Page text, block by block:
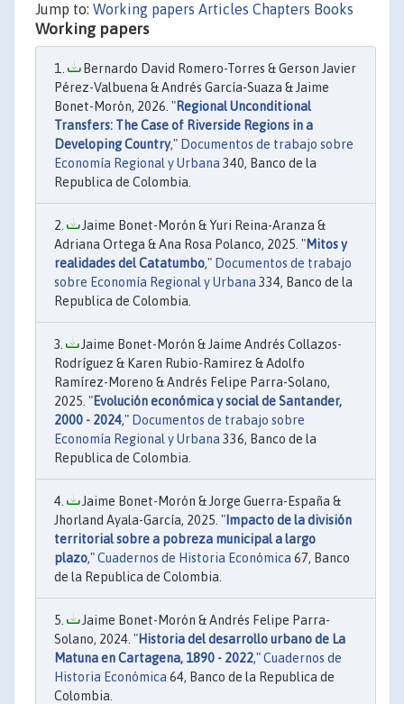
Jump to: Working papers Articles Chapters Books
Working papers
Bernardo David Romero-Torres & Gerson Javier
Pérez-Valbuena & Andrés García-Suaza & Jaime
Bonet-Morón, 2026. "Regional Unconditional
Transfers: The Case of Riverside Regions in a
Developing Country," Documentos de trabajo sobre
Economía Regional y Urbana 340, Banco de la
Republica de Colombia.
Jaime Bonet-Morón & Yuri Reina-Aranza &
Adriana Ortega & Ana Rosa Polanco, 2025. "Mitos y
realidades del Catatumbo," Documentos de trabajo
sobre Economía Regional y Urbana 334, Banco de la
Republica de Colombia.
Jaime Bonet-Morón & Jaime Andrés Collazos-
Rodríguez & Karen Rubio-Ramirez & Adolfo
Ramírez-Moreno & Andrés Felipe Parra-Solano,
2025. "Evolución económica y social de Santander,
2000 - 2024," Documentos de trabajo sobre
Economía Regional y Urbana 336, Banco de la
Republica de Colombia.
Jaime Bonet-Morón & Jorge Guerra-España &
Jhorland Ayala-García, 2025. " Impacto de la división
territorial sobre a pobreza municipal a largo
plazo,"Cuadernos de Historia Económica 67, Banco
de la Republica de Colombia.
Jaime Bonet-Morón & Andrés Felipe Parra-
Solano, 2024. "Historia del desarrollo urbano de La
Matuna en Cartagena, 1890 - 2022,"Cuadernos de
Historia Económica 64, Banco de la Republica de
Colombia.